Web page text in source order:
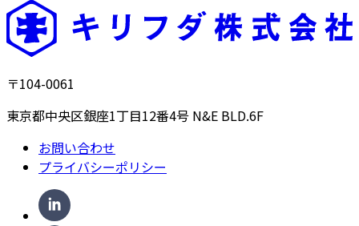
〒104-0061
東京都中央区銀座1丁目12番4号 N&E BLD.6F
お問い合わせ
プライバシーポリシー